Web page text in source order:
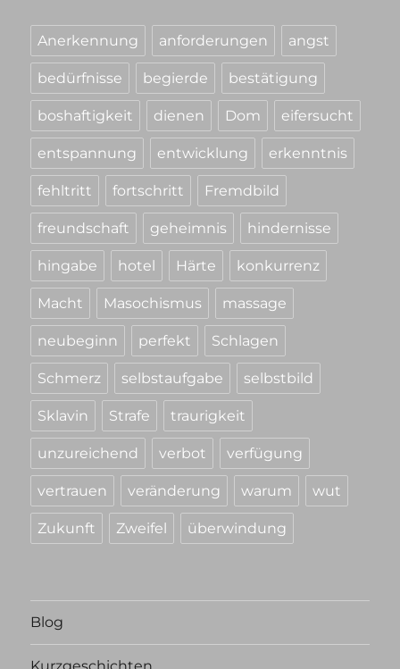
Anerkennung anforderungen angst
bedürfnisse begierde bestätigung
boshaftigkeit dienen Dom eifersucht
entspannung entwicklung erkenntnis
fehltritt fortschritt Fremdbild
freundschaft geheimnis hindernisse
hingabe hotel Härte konkurrenz
Macht Masochismus massage
neubeginn perfekt Schlagen
Schmerz selbstaufgabe selbstbild
Sklavin Strafe traurigkeit
unzureichend verbot verfügung
vertrauen veränderung warum wut
Zukunft Zweifel überwindung
Blog